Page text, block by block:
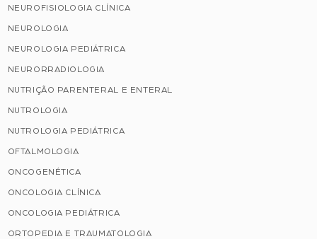
NEUROFISIOLOGIA CLÍNICA
NEUROLOGIA
NEUROLOGIA PEDIÁTRICA
NEURORRADIOLOGIA
NUTRIÇÃO PARENTERAL E ENTERAL
NUTROLOGIA
NUTROLOGIA PEDIÁTRICA
OFTALMOLOGIA
ONCOGENÉTICA
ONCOLOGIA CLÍNICA
ONCOLOGIA PEDIÁTRICA
ORTOPEDIA E TRAUMATOLOGIA